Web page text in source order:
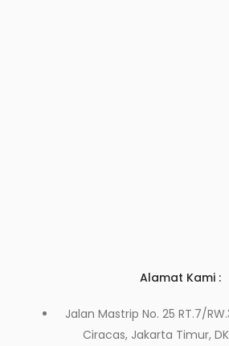
Alamat Kami :
Jalan Mastrip No. 25 RT.7/
Ciracas, Jakarta Timur,